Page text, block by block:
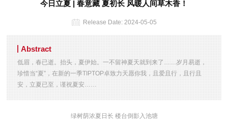
今日立夏 | 春意藏 夏初长 风暖人间草木香！
Release Date: 2024-05-05
Abstract
低眉，春已逝。抬头，夏伊始。一不留神夏天就到来了……岁月易逝，
珍惜当“夏”，在新的一季TIPTOP卓致力天愿你我，且爱且行，且行且
安，立夏已至，谨祝夏安……
绿树荫浓夏日长 楼台倒影入池塘